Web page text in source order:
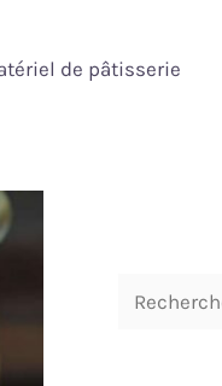
de pâtisserie